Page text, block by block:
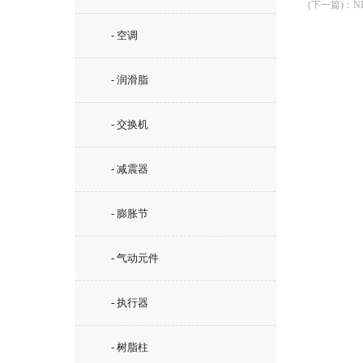
- 空调
- 润滑脂
- 交换机
- 减震器
- 膨胀节
- 气动元件
- 执行器
- 树脂柱
(下一篇) ：